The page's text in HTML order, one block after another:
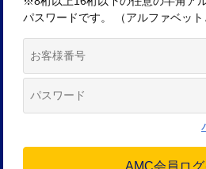
パスワードです。 （アルファベット